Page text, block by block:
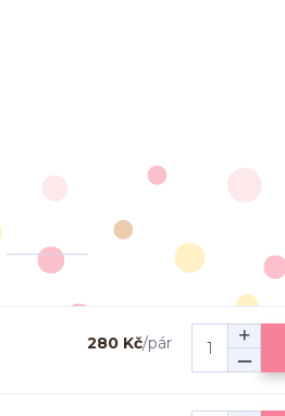
280 Kč/pár